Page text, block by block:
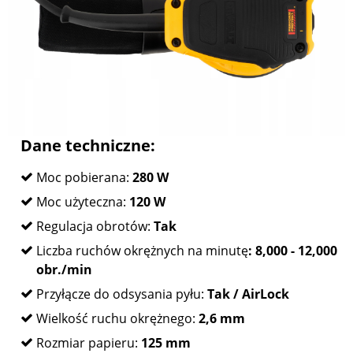
Dane techniczne:
Moc pobierana: 280 W
Moc użyteczna: 120 W
Regulacja obrotów: Tak
Liczba ruchów okrężnych na minutę: 8,000 - 12,000
obr./min
Przyłącze do odsysania pyłu: Tak / AirLock
Wielkość ruchu okrężnego: 2,6 mm
Rozmiar papieru: 125 mm